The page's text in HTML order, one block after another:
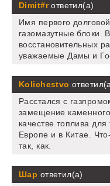
Dimit#rответил(а)
Имя первого
газомазутные блоки.
восстановительных
уважаемые Дамы и
Kolichestvo
Расстался с
замещение
качестве топлива
Европе и в Китае.
так, как.
Шар ответил(а)